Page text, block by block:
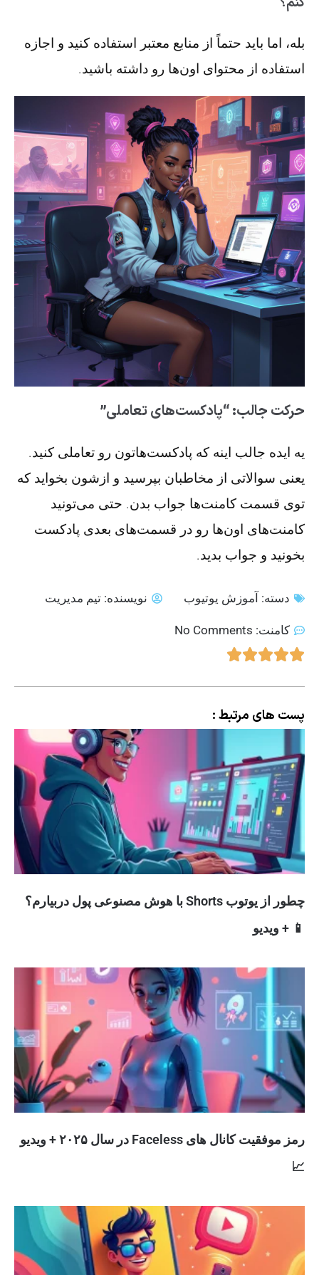
بله، اما باید حتماً از منابع معتبر استفاده کنید و اجازه
استفاده از محتوای اون‌ها رو داشته باشید.
حرکت جالب:“پادکست‌های تعاملی”
یه ایده جالب اینه که پادکست‌هاتون رو تعاملی کنید.
یعنی سوالاتی از مخاطبان بپرسید و ازشون بخواید که
توی قسمت کامنت‌ها جواب بدن. حتی می‌تونید
کامنت‌های اون‌ها رو در قسمت‌های بعدی پادکست
بخونید و جواب بدید.
دسته: آموزش یوتیوب نویسنده: تیم مدیریت
کامنت:
پست های مرتبط :
چطور از یوتوب Shorts با هوش مصنوعی پول دربیارم؟
📱 + ویدیو
رمز موفقیت کانال های Faceless در سال ۲۰۲۵ + ویدیو
📈